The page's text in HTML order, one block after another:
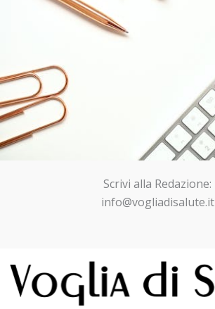
Scrivi alla Redazione:
info@vogliadisalute.it